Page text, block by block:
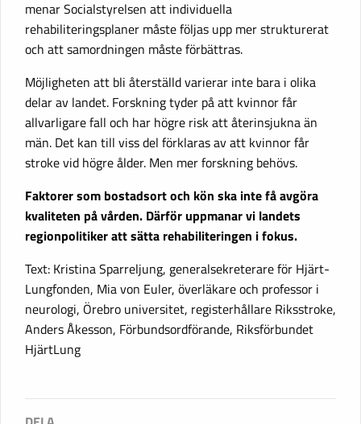
menar Socialstyrelsen att individuella
rehabiliteringsplaner måste följas upp mer strukturerat
och att samordningen måste förbättras.
Möjligheten att bli återställd varierar inte bara i olika
delar av landet. Forskning tyder på att kvinnor får
allvarligare fall och har högre risk att återinsjukna än
män. Det kan till viss del förklaras av att kvinnor får
stroke vid högre ålder. Men mer forskning behövs.
Faktorer som bostadsort och kön ska inte få avgöra
kvaliteten på vården. Därför uppmanar vi landets
regionpolitiker att sätta rehabiliteringen i fokus.
Text: Kristina Sparreljung, generalsekreterare för Hjärt-
Lungfonden, Mia von Euler, överläkare och professor i
neurologi, Örebro universitet, registerhållare Riksstroke,
Anders Åkesson, Förbundsordförande, Riksförbundet
HjärtLung